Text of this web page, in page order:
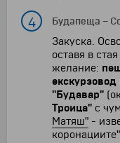
4 Будапеща –
Закуска.
оставя в
желание:
"Будавар"
Троица" с
Матяш" -